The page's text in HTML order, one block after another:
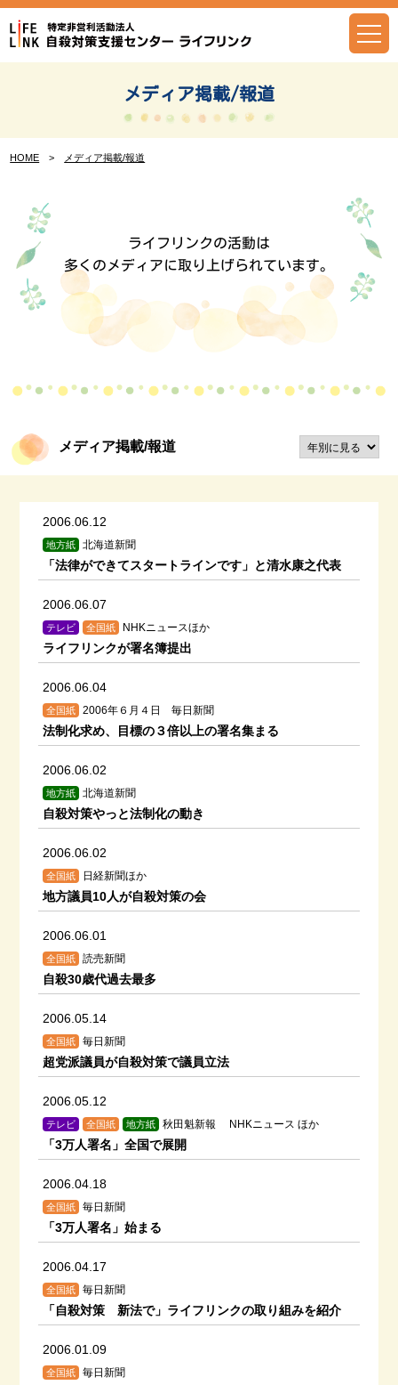
Skip
メディア掲載/報道
HOME > メディア掲載/報道
ライフリンクの活動は
多くのメディアに取り上げられています。
メディア掲載/報道
2006.06.12
地方紙 北海道新聞
「法律ができてスタートラインです」と清水康之代表
2006.06.07
テレビ 全国紙 NHKニュースほか
ライフリンクが署名簿提出
2006.06.04
全国紙 2006年６月４日 毎日新聞
法制化求め、目標の３倍以上の署名集まる
2006.06.02
地方紙 北海道新聞
自殺対策やっと法制化の動き
2006.06.02
全国紙 日経新聞ほか
地方議員10人が自殺対策の会
2006.06.01
全国紙 読売新聞
自殺30歳代過去最多
2006.05.14
全国紙 毎日新聞
超党派議員が自殺対策で議員立法
2006.05.12
テレビ 全国紙 地方紙 秋田魁新報 NHKニュース ほか
「3万人署名」全国で展開
2006.04.18
全国紙 毎日新聞
「3万人署名」始まる
2006.04.17
全国紙 毎日新聞
「自殺対策 新法で」ライフリンクの取り組みを紹介
2006.01.09
全国紙 毎日新聞